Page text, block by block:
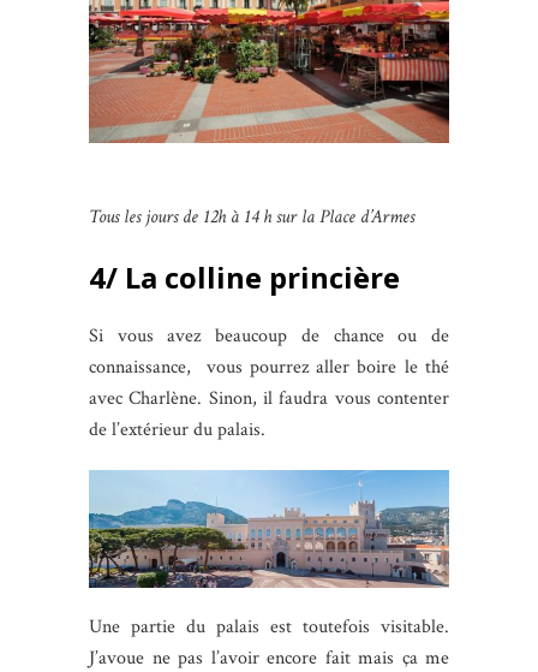
Tous les jours de 12h à 14 h sur la Place d’Armes
4/ La colline princière
Si vous avez beaucoup de chance ou de
connaissance, vous pourrez aller boire le thé
avec Charlène. Sinon, il faudra vous contenter
de l’extérieur du palais.
Une partie du palais est toutefois visitable.
J’avoue ne pas l’avoir encore fait mais ça me